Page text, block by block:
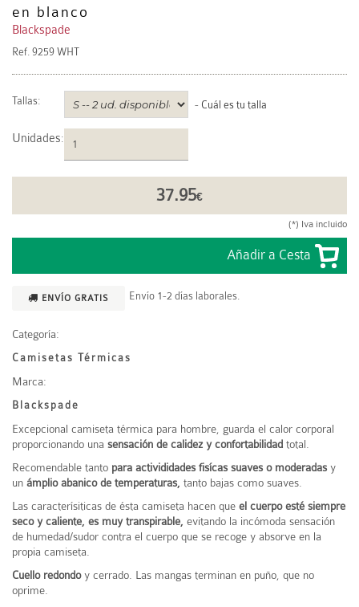
en blanco
Blackspade
Ref. 9259 WHT
Tallas: - Cuál es tu talla
Unidades:
37.95€
(*) Iva incluido
ENVÍO GRATIS Envío 1-2 días laborales.
Categoría:
Camisetas Térmicas
Marca:
Blackspade
Excepcional camiseta térmica para hombre, guarda el calor corporal
proporcionando una sensación de calidez y confortabilidad total.
Recomendable tanto para activididades fisícas suaves o moderadas y
un ámplio abanico de temperaturas, tanto bajas como suaves.
Las caracterísiticas de ésta camiseta hacen que el cuerpo esté siempre
seco y caliente, es muy transpirable, evitando la incómoda sensación
de humedad/sudor contra el cuerpo que se recoge y absorve en la
propia camiseta.
Cuello redondoy cerrado. Las mangas terminan en puño, que no
oprime.